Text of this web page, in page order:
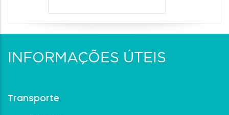
INFORMAÇÕES ÚTEIS
Transporte